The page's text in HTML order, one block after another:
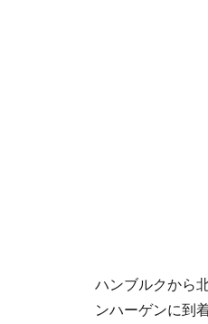
ハンブルクから
ンハーゲンに到